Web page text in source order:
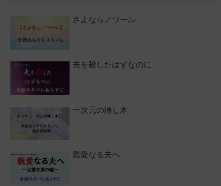
さよならノワール
夫を殺したはずなのに
一次元の挿し木
親愛なる夫へ